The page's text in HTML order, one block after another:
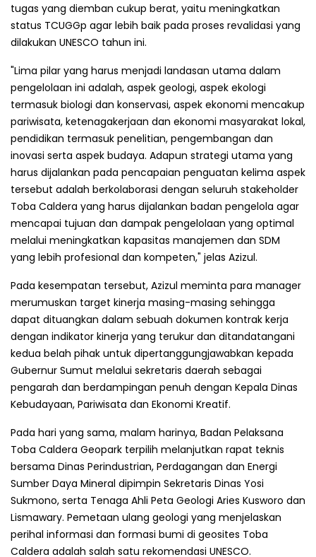
tugas yang diemban cukup berat, yaitu meningkatkan
status TCUGGp agar lebih baik pada proses revalidasi yang
dilakukan UNESCO tahun ini.
"Lima pilar yang harus menjadi landasan utama dalam
pengelolaan ini adalah, aspek geologi, aspek ekologi
termasuk biologi dan konservasi, aspek ekonomi mencakup
pariwisata, ketenagakerjaan dan ekonomi masyarakat lokal,
pendidikan termasuk penelitian, pengembangan dan
inovasi serta aspek budaya. Adapun strategi utama yang
harus dijalankan pada pencapaian penguatan kelima aspek
tersebut adalah berkolaborasi dengan seluruh stakeholder
Toba Caldera yang harus dijalankan badan pengelola agar
mencapai tujuan dan dampak pengelolaan yang optimal
melalui meningkatkan kapasitas manajemen dan SDM
yang lebih profesional dan kompeten," jelas Azizul.
Pada kesempatan tersebut, Azizul meminta para manager
merumuskan target kinerja masing-masing sehingga
dapat dituangkan dalam sebuah dokumen kontrak kerja
dengan indikator kinerja yang terukur dan ditandatangani
kedua belah pihak untuk dipertanggungjawabkan kepada
Gubernur Sumut melalui sekretaris daerah sebagai
pengarah dan berdampingan penuh dengan Kepala Dinas
Kebudayaan, Pariwisata dan Ekonomi Kreatif.
Pada hari yang sama, malam harinya, Badan Pelaksana
Toba Caldera Geopark terpilih melanjutkan rapat teknis
bersama Dinas Perindustrian, Perdagangan dan Energi
Sumber Daya Mineral dipimpin Sekretaris Dinas Yosi
Sukmono, serta Tenaga Ahli Peta Geologi Aries Kusworo dan
Lismawary. Pemetaan ulang geologi yang menjelaskan
perihal informasi dan formasi bumi di geosites Toba
Caldera adalah salah satu rekomendasi UNESCO.